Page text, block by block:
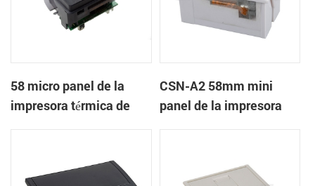
58 micro panel de la
impresora térmica de
CSN-A2 58mm mini
panel de la impresora